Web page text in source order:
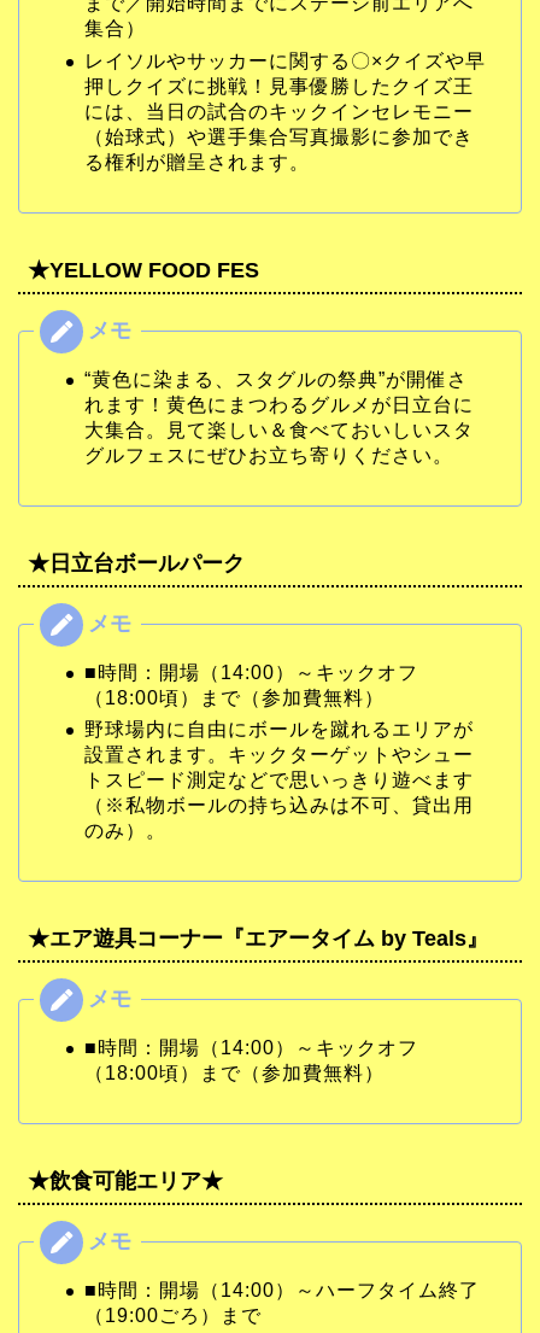
集合）
レイソルやサッカーに関する〇×クイズや早
押しクイズに挑戦！見事優勝したクイズ王
には、当日の試合のキックインセレモニー
（始球式）や選手集合写真撮影に参加でき
る権利が贈呈されます。
★YELLOW FOOD FES
“黄色に染まる、スタグルの祭典”が開催さ
れます！黄色にまつわるグルメが日立台に
大集合。見て楽しい＆食べておいしいスタ
グルフェスにぜひお立ち寄りください。
★日立台ボールパーク
■時間：開場（14:00）～キックオフ
（18:00頃）まで（参加費無料）
野球場内に自由にボールを蹴れるエリアが
設置されます。キックターゲットやシュー
トスピード測定などで思いっきり遊べます
（※私物ボールの持ち込みは不可、貸出用
のみ）。
★エア遊具コーナー『エアータイム by Teals』
■時間：開場（14:00）～キックオフ
（18:00頃）まで（参加費無料）
★飲食可能エリア★
■時間：開場（14:00）～ハーフタイム終了
（19:00ごろ）まで